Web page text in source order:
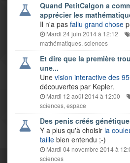
Quand PetitCalgon a
apprécier les
Il n'a pas fallu grand chose
Mardi 24 juin 2014 à 12:12
mathématiques, sciences
Et dire que la première
une...
Une vision interactive des
découvertes par Kepler.
Mardi 12 août 2014 à 12:00
sciences, espace
Des penis créés
Y a plus qu'à choisir la
taille bien entendu ;-)
Mardi 04 novembre 2014 à
sciences